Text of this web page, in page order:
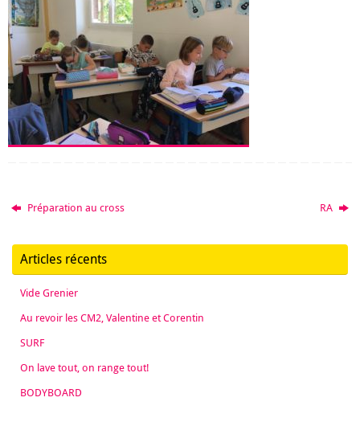
Préparation au cross RA
Articles récents
Vide Grenier
Au revoir les CM2, Valentine et Corentin
SURF
On lave tout, on range tout!
BODYBOARD